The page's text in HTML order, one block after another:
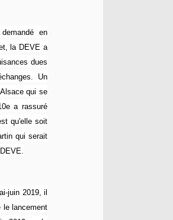
demandé en
la DEVE a
dues
Un
qui se
a rassuré
qu'elle soit
qui serait
juin 2019, il
le lancement